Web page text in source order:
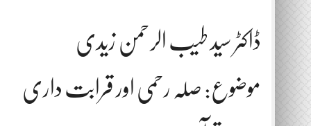
ڈاکٹر سید طیب الرحمن زیدی
موضوع: صلہ رحمی اور قرابت داری